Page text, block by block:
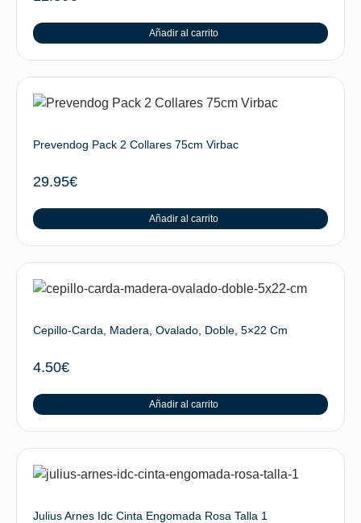
Añadir al carrito
Prevendog Pack 2 Collares 75cm Virbac
29.95€
Añadir al carrito
Cepillo-Carda, Madera, Ovalado, Doble, 5×22 Cm
4.50€
Añadir al carrito
Julius Arnes Idc Cinta Engomada Rosa Talla 1